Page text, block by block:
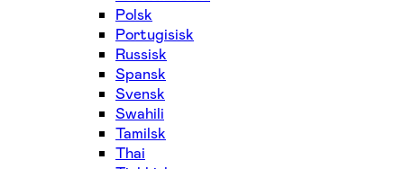
Polsk
Portugisisk
Russisk
Spansk
Svensk
Swahili
Tamilsk
Thai